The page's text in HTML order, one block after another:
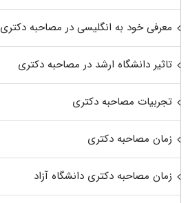
معرفی خود به انگلیسی در مصاحبه دکتری
تاثیر دانشگاه ارشد در مصاحبه دکتری
تجربیات مصاحبه دکتری
زمان مصاحبه دکتری
زمان مصاحبه دکتری دانشگاه آزاد